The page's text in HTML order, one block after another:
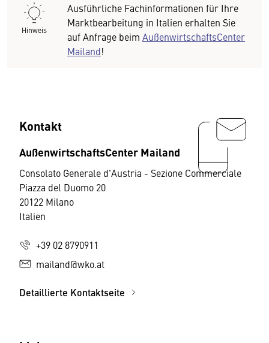
Hinweis
Ausführliche Fachinformationen für Ihre
Marktbearbeitung in Italien erhalten Sie
auf Anfrage beim AußenwirtschaftsCenter
Mailand!
Kontakt
AußenwirtschaftsCenter Mailand
Consolato Generale d'Austria - Sezione Commerciale
Piazza del Duomo 20
20122 Milano
Italien
+39 02 8790911
mailand@wko.at
Detaillierte Kontaktseite